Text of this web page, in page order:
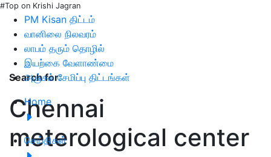
#Top on Krishi Jagran
PM Kisan திட்டம்
வானிலை நிலவரம்
லாபம் தரும் தொழில்
இயற்கை வேளாண்மை
அஞ்சல் சேமிப்பு திட்டங்கள்
Home
செய்திகள்
Search for:
Chennai
meterological center